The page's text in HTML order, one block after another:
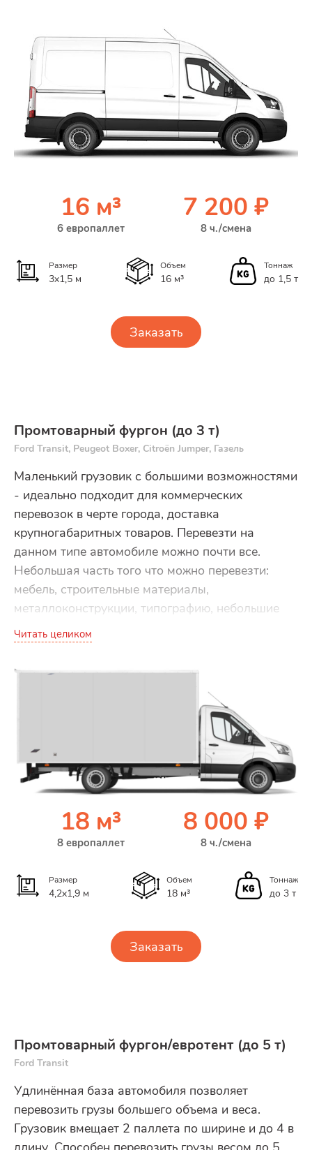
16 м³
6 европаллет
7 200 ₽
8 ч./смена
Размер
3x1,5 м
Объем
16 м³
Тоннаж
до 1,5 т
Заказать
Промтоварный фургон (до 3 т)
Ford Transit, Peugeot Boxer, Citroёn Jumper, Газель
Маленький грузовик с большими возможностями
- идеально подходит для коммерческих
перевозок в черте города, доставка
крупногабаритных товаров. Перевезти на
данном типе автомобиле можно почти все.
Небольшая часть того что можно перевезти:
мебель, строительные материалы,
металлоконструкции, типографию, небольшие
станки, электротехнику, партию товара
скомплектованного на паллетах и т.д.
Читать целиком
18 м³
8 европаллет
8 000 ₽
8 ч./смена
Размер
4,2x1,9 м
Объем
18 м³
Тоннаж
до 3 т
Заказать
Промтоварный фургон/евротент (до 5 т)
Ford Transit
Удлинённая база автомобиля позволяет
перевозить грузы большего объема и веса.
Грузовик вмещает 2 паллета по ширине и до 4 в